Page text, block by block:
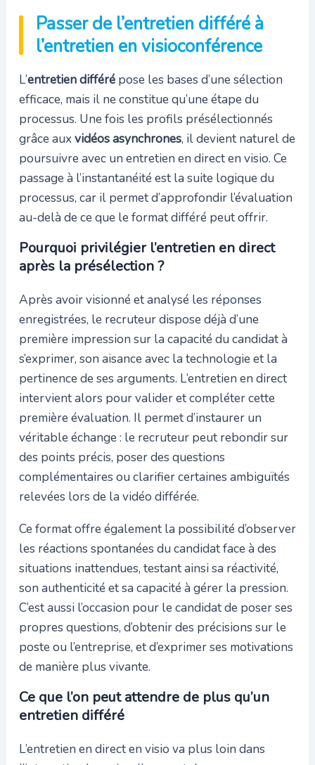
Passer de l’entretien différé à
l’entretien en visioconférence
L’entretien différépose les bases d’une sélection
efficace, mais il ne constitue qu’une étape du
processus. Une fois les profils présélectionnés
grâce auxvidéos asynchrones, il devient naturel de
poursuivre avec un entretien en direct en visio. Ce
passage à l’instantanéité est la suite logique du
processus, car il permet d’approfondir l’évaluation
au-delà de ce que le format différé peut offrir.
Pourquoi privilégier l’entretien en direct
après la présélection ?
Après avoir visionné et analysé les réponses
enregistrées, le recruteur dispose déjà d’une
première impression sur la capacité du candidat à
s’exprimer, son aisance avec la technologie et la
pertinence de ses arguments. L’entretien en direct
intervient alors pour valider et compléter cette
première évaluation. Il permet d’instaurer un
véritable échange : le recruteur peut rebondir sur
des points précis, poser des questions
complémentaires ou clarifier certaines ambiguïtés
relevées lors de la vidéo différée.
Ce format offre également la possibilité d’observer
les réactions spontanées du candidat face à des
situations inattendues, testant ainsi sa réactivité,
son authenticité et sa capacité à gérer la pression.
C’est aussi l’occasion pour le candidat de poser ses
propres questions, d’obtenir des précisions sur le
poste ou l’entreprise, et d’exprimer ses motivations
de manière plus vivante.
Ce que l’on peut attendre de plus qu’un
entretien différé
L’entretien en direct en visio va plus loin dans